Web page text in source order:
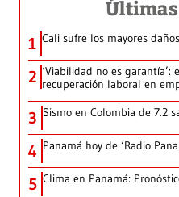
1 Cali sufre los mayores
2 ‘Viabilidad no es
recuperación laboral en
3 Sismo en Colombia de 7.2
4 Panamá hoy de ‘Radio
5 Clima en Panamá: